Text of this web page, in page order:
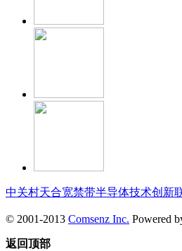
中关村天合宽禁带半导体技术创新
© 2001-2013 Comsenz Inc. Powered
返回顶部